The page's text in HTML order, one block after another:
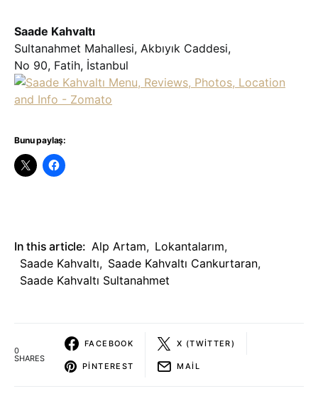
Saade Kahvaltı
Sultanahmet Mahallesi, Akbıyık Caddesi,
No 90, Fatih, İstanbul
Bunu paylaş:
In this article: Alp Artam, Lokantalarım,
Saade Kahvaltı, Saade Kahvaltı Cankurtaran,
Saade Kahvaltı Sultanahmet
0
SHARES
FACEBOOK X (TWITTER)
PINTEREST MAIL